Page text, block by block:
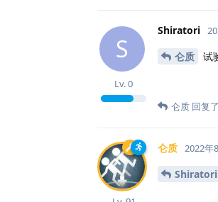
S
Shiratori
Lv.0
仑质 试
仑质 回复
仑质 2022年
Shiratori